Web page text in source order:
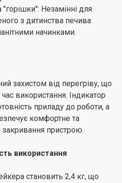
Незамінні для
з дитинства печива
начинками.
захистом від перегріву, що
використання. Індикатор
приладу до роботи, а
комфортне та
закривання пристрою.
використання
становить 2,4 кг, що